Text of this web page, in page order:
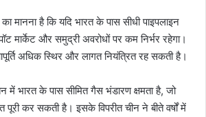
मानना है कि यदि भारत के पास सीधी पाइपलाइन
मार्केट और समुद्री अवरोधों पर कम निर्भर रहेगा।
अधिक स्थिर और लागत नियंत्रित रह सकती है।
में भारत के पास सीमित गैस भंडारण क्षमता है, जो
कर सकती है। इसके विपरीत चीन ने बीते वर्षों में